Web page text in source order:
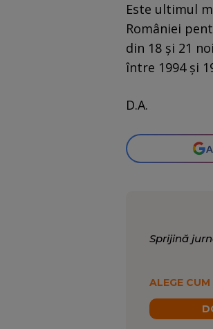
Este ultimul
României
din 18 și 21
între 1994 și
D.A.
Sprijină
ALEGE CUM